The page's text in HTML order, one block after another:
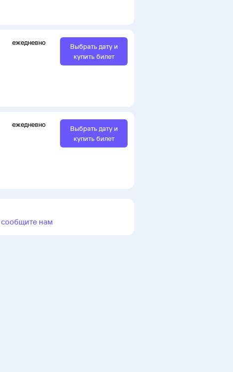
ежедневно
Выбрать дату и
купить билет
ежедневно
Выбрать дату и
купить билет
сообщите нам